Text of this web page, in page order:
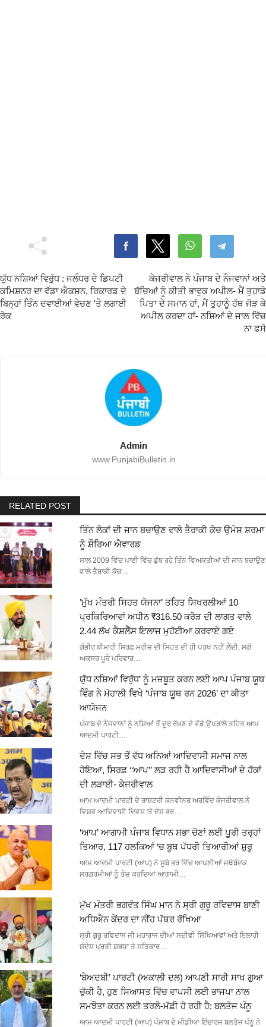
ਯੁੱਧ ਨਸ਼ਿਆਂ ਵਿਰੁੱਧ : ਜਲੰਧਰ ਦੇ ਡਿਪਟੀ
ਕਮਿਸ਼ਨਰ ਦਾ ਵੱਡਾ ਐਕਸ਼ਨ, ਰਿਕਾਰਡ ਦੇ
ਬਿਨ੍ਹਾਂ ਤਿੰਨ ਦਵਾਈਆਂ ਵੇਚਣ 'ਤੇ ਲਗਾਈ
ਰੋਕ
ਕੇਜਰੀਵਾਲ ਨੇ ਪੰਜਾਬ ਦੇ ਨੌਜਵਾਨਾਂ ਅਤੇ
ਬੱਚਿਆਂ ਨੂੰ ਕੀਤੀ ਭਾਵੁਕ ਅਪੀਲ- ਮੈਂ ਤੁਹਾਡੇ
ਪਿਤਾ ਦੇ ਸਮਾਨ ਹਾਂ, ਮੈਂ ਤੁਹਾਨੂੰ ਹੱਥ ਜੋੜ ਕੇ
ਅਪੀਲ ਕਰਦਾ ਹਾਂ- ਨਸ਼ਿਆਂ ਦੇ ਜਾਲ ਵਿੱਚ
ਨਾ ਫਸੋ
Admin
www.PunjabiBulletin.in
RELATED POST
ਤਿੰਨ ਲੋਕਾਂ ਦੀ ਜਾਨ ਬਚਾਉਣ ਵਾਲੇ ਤੈਰਾਕੀ ਕੋਚ ਉਮੇਸ਼ ਸ਼ਰਮਾ
ਨੂੰ ਸ਼ੌਰਿਆ ਐਵਾਰਡ
ਸਾਲ 2009 ਵਿੱਚ ਪਾਣੀ ਵਿੱਚ ਡੁੱਬ ਰਹੇ ਤਿੰਨ ਵਿਅਕਤੀਆਂ ਦੀ ਜਾਨ ਬਚਾਉਣ
ਵਾਲੇ ਤੈਰਾਕੀ ਕੋਚ…
’ਮੁੱਖ ਮੰਤਰੀ ਸਿਹਤ ਯੋਜਨਾ’ ਤਹਿਤ ਸਿਖਰਲੀਆਂ 10
ਪ੍ਰਕਿਰਿਆਵਾਂ ਅਧੀਨ ₹316.50 ਕਰੋੜ ਦੀ ਲਾਗਤ ਵਾਲੇ
2.44 ਲੱਖ ਕੈਸ਼ਲੈੱਸ ਇਲਾਜ ਮੁਹੱਈਆ ਕਰਵਾਏ ਗਏ
ਗੰਭੀਰ ਬੀਮਾਰੀ ਸਿਰਫ਼ ਮਰੀਜ਼ ਦੀ ਸਿਹਤ ਦੀ ਹੀ ਪਰਖ ਨਹੀਂ ਲੈਂਦੀ, ਸਗੋਂ
ਅਕਸਰ ਪੂਰੇ ਪਰਿਵਾਰ…
ਯੁੱਧ ਨਸ਼ਿਆਂ ਵਿਰੁੱਧ’ ਨੂੰ ਮਜ਼ਬੂਤ ਕਰਨ ਲਈ ਆਪ ਪੰਜਾਬ ਯੂਥ
ਵਿੰਗ ਨੇ ਮੋਹਾਲੀ ਵਿਖੇ ‘ਪੰਜਾਬ ਯੂਥ ਰਨ 2026’ ਦਾ ਕੀਤਾ
ਆਯੋਜਨ
ਪੰਜਾਬ ਦੇ ਨੌਜਵਾਨਾਂ ਨੂੰ ਨਸ਼ਿਆਂ ਤੋਂ ਦੂਰ ਰੱਖਣ ਦੇ ਵੱਡੇ ਉਪਰਾਲੇ ਤਹਿਤ ਆਮ
ਆਦਮੀ ਪਾਰਟੀ…
ਦੇਸ਼ ਵਿੱਚ ਸਭ ਤੋਂ ਵੱਧ ਅਨਿਆਂ ਆਦਿਵਾਸੀ ਸਮਾਜ ਨਾਲ
ਹੋਇਆ, ਸਿਰਫ਼ ‘‘ਆਪ’’ ਲੜ ਰਹੀ ਹੈ ਆਦਿਵਾਸੀਆਂ ਦੇ ਹੱਕਾਂ
ਦੀ ਲੜਾਈ- ਕੇਜਰੀਵਾਲ
ਆਮ ਆਦਮੀ ਪਾਰਟੀ ਦੇ ਰਾਸ਼ਟਰੀ ਕਨਵੀਨਰ ਅਰਵਿੰਦ ਕੇਜਰੀਵਾਲ ਨੇ
ਵਿਸ਼ਵ ਆਦਿਵਾਸੀ ਦਿਵਸ 'ਤੇ ਦੇਸ਼ ਭਰ…
‘ਆਪ’ ਆਗਾਮੀ ਪੰਜਾਬ ਵਿਧਾਨ ਸਭਾ ਚੋਣਾਂ ਲਈ ਪੂਰੀ ਤਰ੍ਹਾਂ
ਤਿਆਰ, 117 ਹਲਕਿਆਂ ‘ਚ ਬੂਥ ਪੱਧਰੀ ਤਿਆਰੀਆਂ ਸ਼ੁਰੂ
ਆਮ ਆਦਮੀ ਪਾਰਟੀ (ਆਪ) ਨੇ ਸੂਬੇ ਭਰ ਵਿੱਚ ਆਪਣੀਆਂ ਜਥੇਬੰਦਕ
ਸਰਗਰਮੀਆਂ ਨੂੰ ਤੇਜ਼ ਕਰਦਿਆਂ ਆਗਾਮੀ…
ਮੁੱਖ ਮੰਤਰੀ ਭਗਵੰਤ ਸਿੰਘ ਮਾਨ ਨੇ ਸ੍ਰੀ ਗੁਰੂ ਰਵਿਦਾਸ ਬਾਣੀ
ਅਧਿਐਨ ਕੇਂਦਰ ਦਾ ਨੀਂਹ ਪੱਥਰ ਰੱਖਿਆ
ਸ੍ਰੀ ਗੁਰੂ ਰਵਿਦਾਸ ਜੀ ਮਹਾਰਾਜ ਦੀਆਂ ਸਦੀਵੀ ਸਿੱਖਿਆਵਾਂ ਅਤੇ ਇਲਾਹੀ
ਸੰਦੇਸ਼ ਪ੍ਰਤੀ ਸ਼ਰਧਾ ਤੇ ਸਤਿਕਾਰ…
‘ਬੇਅਦਬੀ’ ਪਾਰਟੀ (ਅਕਾਲੀ ਦਲ) ਆਪਣੀ ਸਾਰੀ ਸਾਖ ਗੁਆ
ਚੁੱਕੀ ਹੈ, ਹੁਣ ਸਿਆਸਤ ਵਿੱਚ ਵਾਪਸੀ ਲਈ ਭਾਜਪਾ ਨਾਲ
ਸਮਝੌਤਾ ਕਰਨ ਲਈ ਤਰਲੋ-ਮੱਛੀ ਹੋ ਰਹੀ ਹੈ: ਬਲਤੇਜ ਪੰਨੂ
ਆਮ ਆਦਮੀ ਪਾਰਟੀ (ਆਪ) ਪੰਜਾਬ ਦੇ ਮੀਡੀਆ ਇੰਚਾਰਜ ਬਲਤੇਜ ਪੰਨੂ ਨੇ